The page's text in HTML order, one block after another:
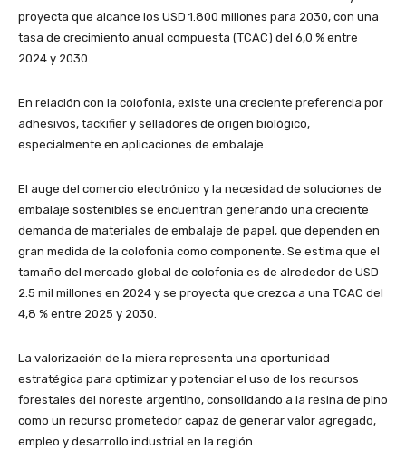
proyecta que alcance los USD 1.800 millones para 2030, con una
tasa de crecimiento anual compuesta (TCAC) del 6,0 % entre
2024 y 2030.
En relación con la colofonia, existe una creciente preferencia por
adhesivos, tackifier y selladores de origen biológico,
especialmente en aplicaciones de embalaje.
El auge del comercio electrónico y la necesidad de soluciones de
embalaje sostenibles se encuentran generando una creciente
demanda de materiales de embalaje de papel, que dependen en
gran medida de la colofonia como componente. Se estima que el
tamaño del mercado global de colofonia es de alrededor de USD
2.5 mil millones en 2024 y se proyecta que crezca a una TCAC del
4,8 % entre 2025 y 2030.
La valorización de la miera representa una oportunidad
estratégica para optimizar y potenciar el uso de los recursos
forestales del noreste argentino, consolidando a la resina de pino
como un recurso prometedor capaz de generar valor agregado,
empleo y desarrollo industrial en la región.